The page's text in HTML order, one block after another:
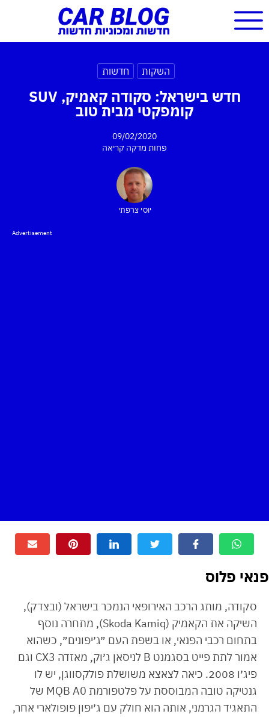
השקות חדשות
חדש בישראל: סקודה קאמיק, SUV
קומפקטי מבית טוב
09/02/2020
פחות מדקה קריאה
יוסי צרפתי
Advertisement
פנאי פלוס
סקודה, מותג הרכב האירופאי הנמכר בישראל (ובצדק),
השיקה את הקאמיק (Skoda Kamiq), מתחרה נוסף
בתחום רכבי הפנאי, או בשפת העם ״ג׳יפונים״, כשהוא
אמור לתת פייט בסגמנט B לניסאן ג׳וק, מאזדה CX3 וגם
פיג׳ו 2008. כיאה לצאצא משושלת פולקסווגן, יש לו
גנטיקה טובה המבוססת על פלטפורמת MQB A0 של
התאגיד הגרמני, אותה הוא חולק עם ג׳יפון פופולארי אחר,